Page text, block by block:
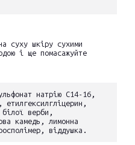
суху шкіру сухими
і ще помасажуйте
натрію C14-16,
верби,
камедь, лимонна
віддушка.